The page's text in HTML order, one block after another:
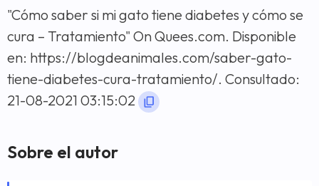
"Cómo saber si mi gato tiene diabetes y cómo se
cura – Tratamiento" On Quees.com. Disponible
en: https://blogdeanimales.com/saber-gato-
tiene-diabetes-cura-tratamiento/. Consultado:
21-08-2021 03:15:02
Sobre el autor